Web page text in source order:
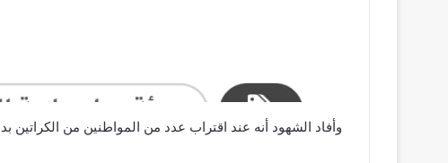
وأفاد الشهود أنه عند اقتراب عدد من المواطنين من الكراتين